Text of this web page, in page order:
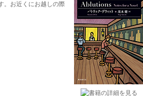
。お近くにお越しの際